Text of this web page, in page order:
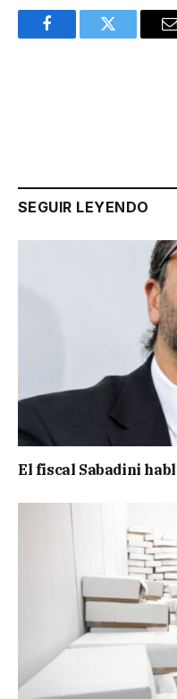
FacebookTwitter
SEGUIR LEYENDO
El fiscal Sabadini